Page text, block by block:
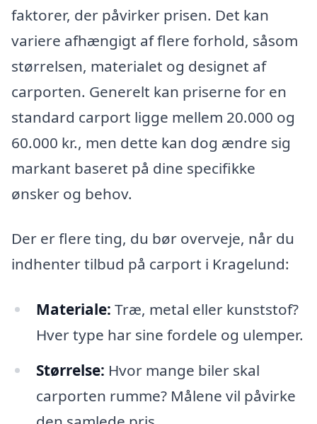
faktorer, der påvirker prisen. Det kan
variere afhængigt af flere forhold, såsom
størrelsen, materialet og designet af
carporten. Generelt kan priserne for en
standard carport ligge mellem 20.000 og
60.000 kr., men dette kan dog ændre sig
markant baseret på dine specifikke
ønsker og behov.
Der er flere ting, du bør overveje, når du
indhenter tilbud på carport i Kragelund:
Materiale: Træ, metal eller kunststof?
Hver type har sine fordele og ulemper.
Størrelse: Hvor mange biler skal
carporten rumme? Målene vil påvirke